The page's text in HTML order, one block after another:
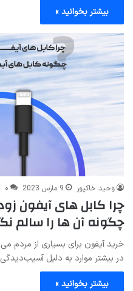
بیشتر بخوانید »
وحید خاکپور 9 مارس 2023 ۰
چرا کابل های آیفون
چگونه آن ها را سالم
خرید آیفون برای بسیاری از مردم می
در بیشتر موارد به دلیل
بیشتر بخوانید »